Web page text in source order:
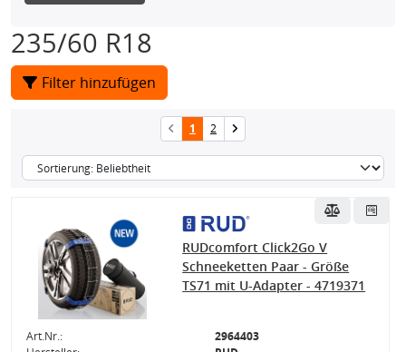
235/60 R18
Filter hinzufügen
1 2
RUDcomfort Click2Go V
Schneeketten Paar - Größe
TS71 mit U-Adapter - 4719371
Art.Nr.:
2964403